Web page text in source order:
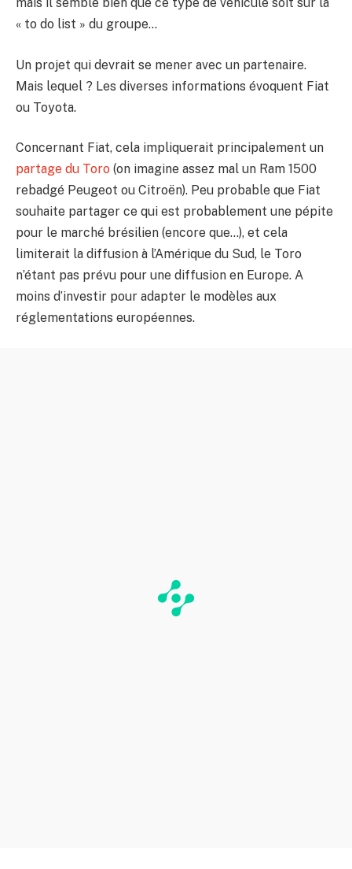
mais il semble bien que ce type de véhicule soit sur la
« to do list » du groupe…
Un projet qui devrait se mener avec un partenaire.
Mais lequel ? Les diverses informations évoquent Fiat
ou Toyota.
Concernant Fiat, cela impliquerait principalement un
partage du Toro (on imagine assez mal un Ram 1500
rebadgé Peugeot ou Citroën). Peu probable que Fiat
souhaite partager ce qui est probablement une pépite
pour le marché brésilien (encore que…), et cela
limiterait la diffusion à l’Amérique du Sud, le Toro
n’étant pas prévu pour une diffusion en Europe. A
moins d’investir pour adapter le modèles aux
réglementations européennes.